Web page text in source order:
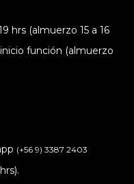
hrs (almuerzo 15 a 16
función (almuerzo
(+56 9) 3387 2403